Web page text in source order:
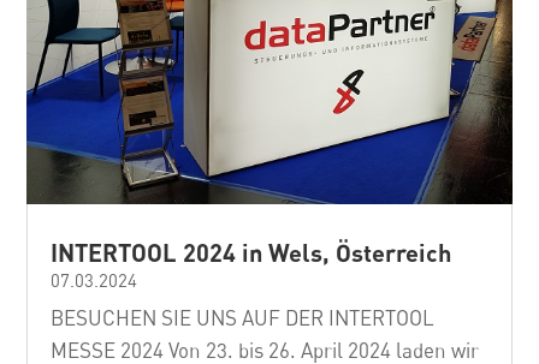
INTERTOOL 2024 in Wels, Österreich
07.03.2024
BESUCHEN SIE UNS AUF DER INTERTOOL
MESSE 2024 Von 23. bis 26. April 2024 laden wir